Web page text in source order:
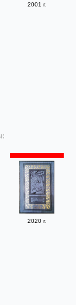
2001 г.
2020 г.